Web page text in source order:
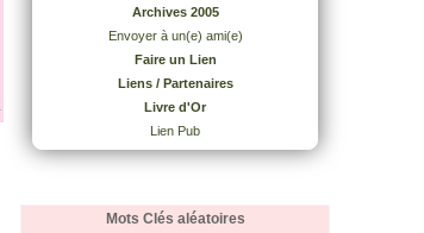
Archives 2005
Envoyer à un(e) ami(e)
Faire un Lien
Liens / Partenaires
Livre d'Or
Lien Pub
Mots Clés aléatoires